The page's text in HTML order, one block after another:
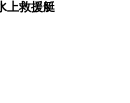
上救援艇